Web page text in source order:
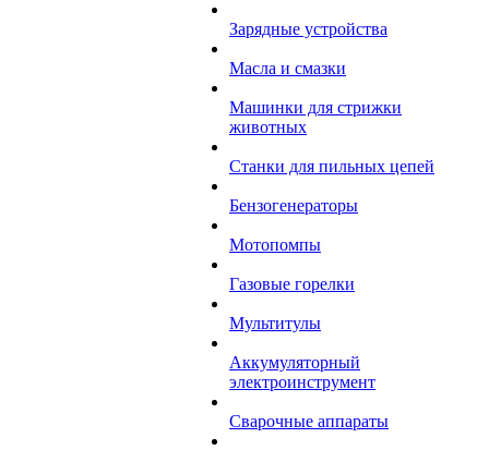
Зарядные устройства
Масла и смазки
Машинки для стрижки
животных
Станки для пильных цепей
Бензогенераторы
Мотопомпы
Газовые горелки
Мультитулы
Аккумуляторный
электроинструмент
Сварочные аппараты